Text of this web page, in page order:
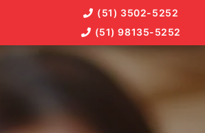
(51) 3502-5252
(51) 98135-5252